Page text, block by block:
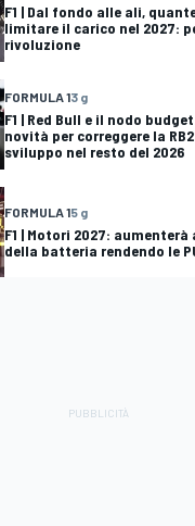
F1 | Dal fondo alle ali,
limitare il carico nel 2027:
rivoluzione
FORMULA 13 g
F1 | Red Bull e il nodo
novità per correggere la
sviluppo nel resto del 2026
FORMULA 15 g
F1 | Motori 2027:
della batteria rendendo le